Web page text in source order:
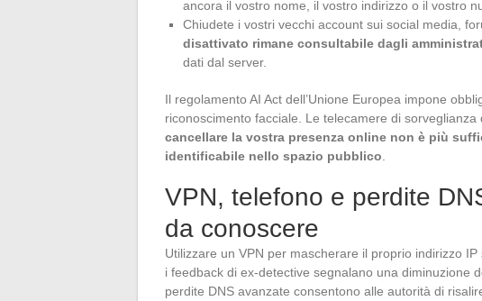
ancora il vostro nome, il vostro indirizzo o il vostro
Chiudete i vostri vecchi account sui social media,
disattivato rimane consultabile dagli
dati dal server.
Il regolamento AI Act dell’Unione Europea impone
riconoscimento facciale. Le telecamere di
cancellare la vostra presenza online non è più
identificabile nello spazio pubblico
VPN, telefono e perdite
da conoscere
Utilizzare un VPN per mascherare il proprio indirizzo
i feedback di ex-detective segnalano una diminuzione
perdite DNS avanzate consentono alle autorità di